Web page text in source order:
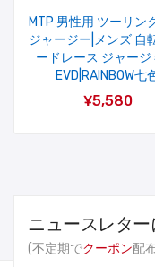
MTP 男性用 ツーリン
ジャージー|メンズ 自
ードレース ジャージ
EVD|RAINBOW七
¥5,580
ニュースレタ
(不定期でクーポン配